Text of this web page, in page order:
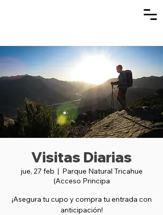
Visitas Diarias
jue, 27 feb
  |
Parque Natural Tricahue
(Acceso Principa
¡Asegura tu cupo y compra tu entrada con
anticipación!